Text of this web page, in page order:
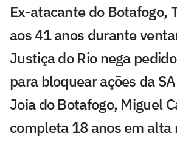
Ex-atacante do Botafogo,
aos 41 anos durante
Justiça do Rio nega
para bloquear ações da
Joia do Botafogo, Miguel
completa 18 anos em alta